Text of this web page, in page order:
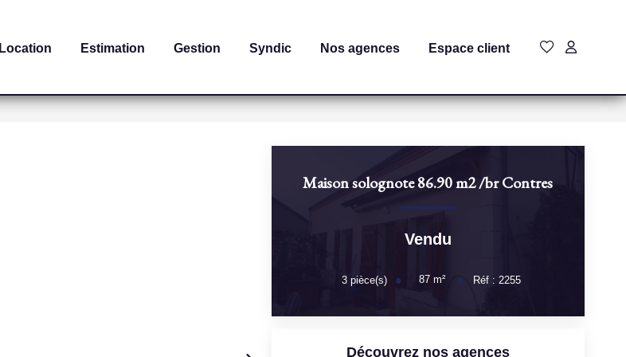
Location Estimation Gestion Syndic Nos agences Espace client
Maison solognote 86.90 m2/brContres
Vendu
3 pièce(s) 87 m² Réf : 2255
Découvrez nos agences